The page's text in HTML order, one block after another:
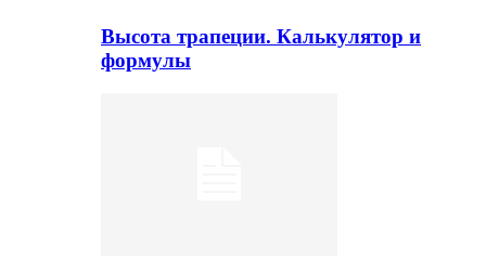
Высота трапеции. Калькулятор и
формулы